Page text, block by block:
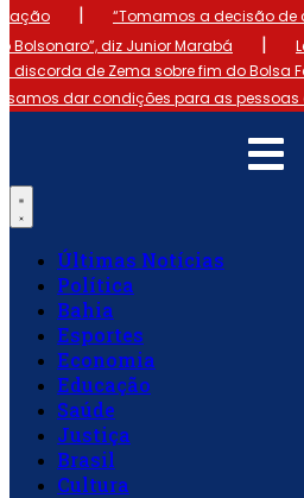
|
“Tomamos a decisão
Bolsonaro”, diz Junior Marabá
|
discorda de Zema sobre fim do Bolsa
dar condições para as pessoas
Últimas Notícias
Política
Bahia
Esportes
Economia
Educação
Saúde
Justiça
Brasil
Cultura